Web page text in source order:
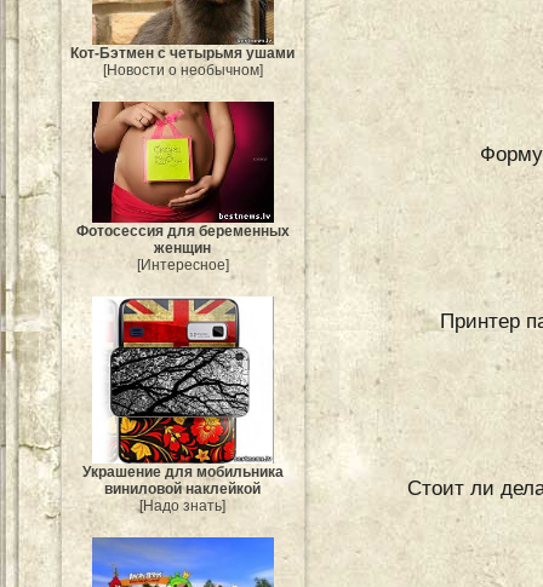
Кот-Бэтмен с четырьмя ушами
[Новости о необычном]
Фотосессия для беременных
женщин
[Интересное]
Украшение для мобильника
виниловой наклейкой
[Надо знать]
Принтер
Стоит ли